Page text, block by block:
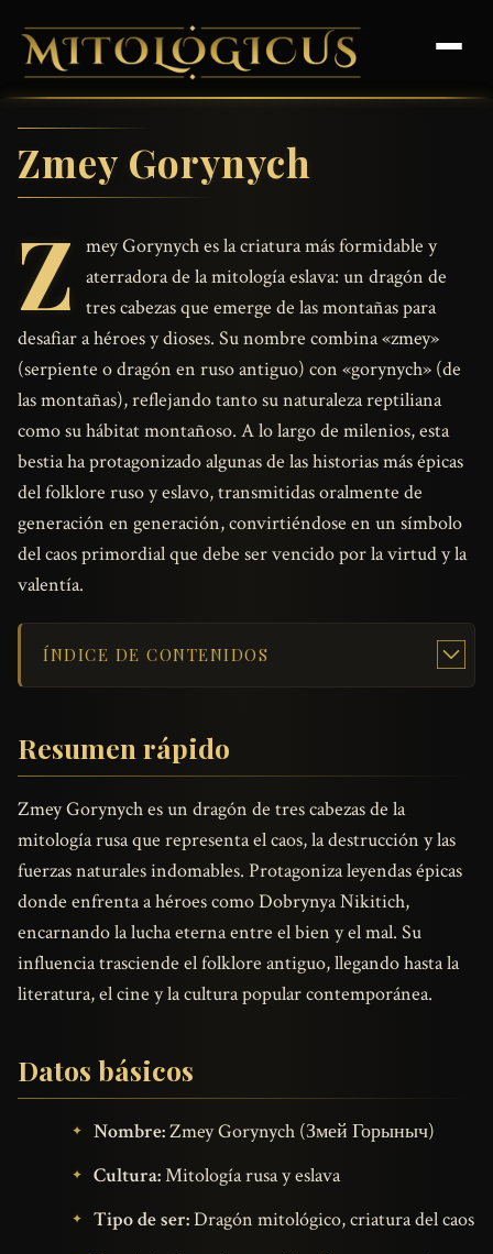
Zmey Gorynych
Z
mey Gorynych es la criatura más formidable y
aterradora de la mitología eslava: un dragón de
tres cabezas que emerge de las montañas para
desafiar a héroes y dioses. Su nombre combina «zmey»
(serpiente o dragón en ruso antiguo) con «gorynych» (de
las montañas), reflejando tanto su naturaleza reptiliana
como su hábitat montañoso. A lo largo de milenios, esta
bestia ha protagonizado algunas de las historias más épicas
del folklore ruso y eslavo, transmitidas oralmente de
generación en generación, convirtiéndose en un símbolo
del caos primordial que debe ser vencido por la virtud y la
valentía.
ÍNDICE DE CONTENIDOS
Resumen rápido
Zmey Gorynych es un dragón de tres cabezas de la
mitología rusa que representa el caos, la destrucción y las
fuerzas naturales indomables. Protagoniza leyendas épicas
donde enfrenta a héroes como Dobrynya Nikitich,
encarnando la lucha eterna entre el bien y el mal. Su
influencia trasciende el folklore antiguo, llegando hasta la
literatura, el cine y la cultura popular contemporánea.
Datos básicos
Nombre:Zmey Gorynych (Змей Горыныч)
Cultura:Mitología rusa y eslava
Tipo de ser:Dragón mitológico, criatura del caos